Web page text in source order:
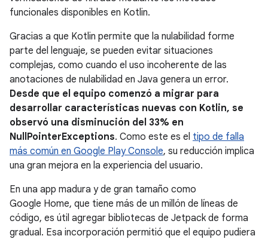
funcionales disponibles en Kotlin.
Gracias a que Kotlin permite que la nulabilidad forme
parte del lenguaje, se pueden evitar situaciones
complejas, como cuando el uso incoherente de las
anotaciones de nulabilidad en Java genera un error.
Desde que el equipo comenzó a migrar para
desarrollar características nuevas con Kotlin, se
observó una disminución del 33% en
NullPointerExceptions. Como este es el tipo de falla
más común en Google Play Console, su reducción implica
una gran mejora en la experiencia del usuario.
En una app madura y de gran tamaño como
Google Home, que tiene más de un millón de líneas de
código, es útil agregar bibliotecas de Jetpack de forma
gradual. Esa incorporación permitió que el equipo pudiera